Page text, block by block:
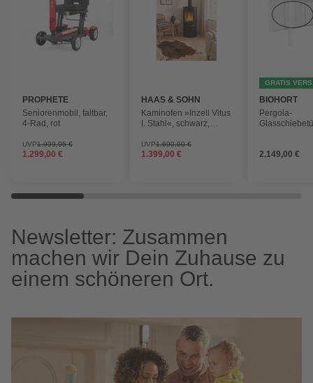
PROPHETE
Seniorenmobil, faltbar,
4-Rad, rot
UVP1.999,95 €
1.299,00 €
HAAS & SOHN
Kaminofen »Inzell Vitus
I. Stahl«, schwarz,
UVP1.690,00 €
1.399,00 €
GRATIS
BIOHORT
Pergola-
2.149,00 €
Newsletter: Zusammen
machen wir Dein Zuhause zu
einem schöneren Ort.